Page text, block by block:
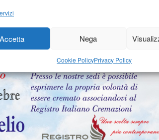
Accetta Nega
Cookie PolicyPrivacy Policy